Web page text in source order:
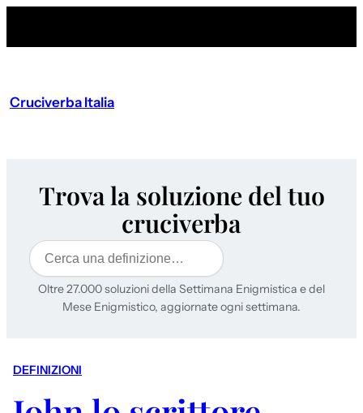
Cruciverba Italia
Trova la soluzione del tuo
cruciverba
Cerca
Oltre 27.000 soluzioni della Settimana Enigmistica e del
Mese Enigmistico, aggiornate ogni settimana.
DEFINIZIONI